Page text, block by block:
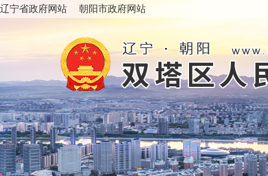
辽宁省政府网站 朝阳市政府网站